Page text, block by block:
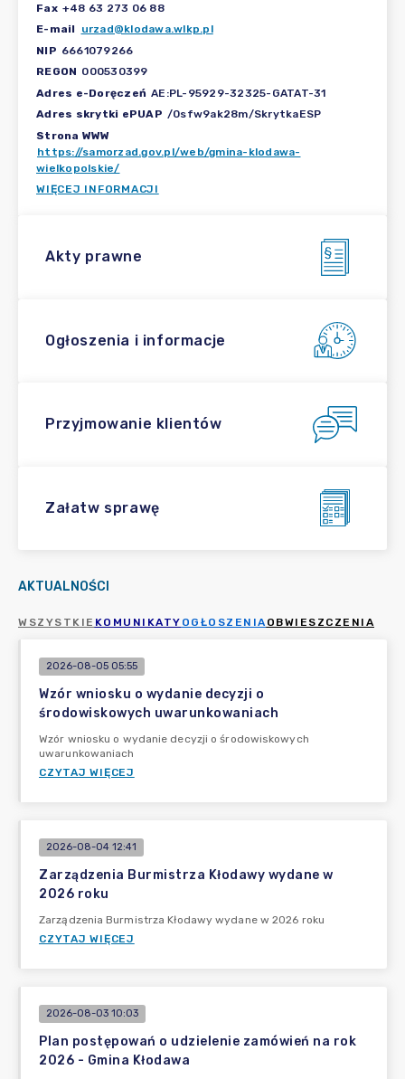
Fax +48 63 273 06 88
E-mail
urzad@klodawa.wlkp.pl
NIP 6661079266
REGON 000530399
Adres e-Doręczeń AE:PL-95929-32325-GATAT-31
Adres skrytki ePUAP /0sfw9ak28m/SkrytkaESP
Strona WWW
https://samorzad.gov.pl/web/gmina-klodawa-
wielkopolskie/
WIĘCEJ INFORMACJI
Akty prawne
Ogłoszenia i informacje
Przyjmowanie klientów
Załatw sprawę
AKTUALNOŚCI
WSZYSTKIE KOMUNIKATY OGŁOSZENIA OBWIESZCZENIA
2026-08-05 05:55
Wzór wniosku o wydanie decyzji o
środowiskowych uwarunkowaniach
Wzór wniosku o wydanie decyzji o środowiskowych
uwarunkowaniach
CZYTAJ WIĘCEJ
2026-08-04 12:41
Zarządzenia Burmistrza Kłodawy wydane w
2026 roku
Zarządzenia Burmistrza Kłodawy wydane w 2026 roku
CZYTAJ WIĘCEJ
2026-08-03 10:03
Plan postępowań o udzielenie zamówień na rok
2026 - Gmina Kłodawa